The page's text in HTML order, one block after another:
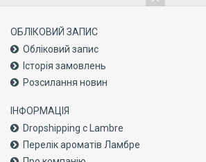
ОБЛІКОВИЙ ЗАПИС
Обліковий запис
Історія замовлень
Розсилання новин
ІНФОРМАЦІЯ
Dropshipping с Lambre
Перелік ароматів Ламбре